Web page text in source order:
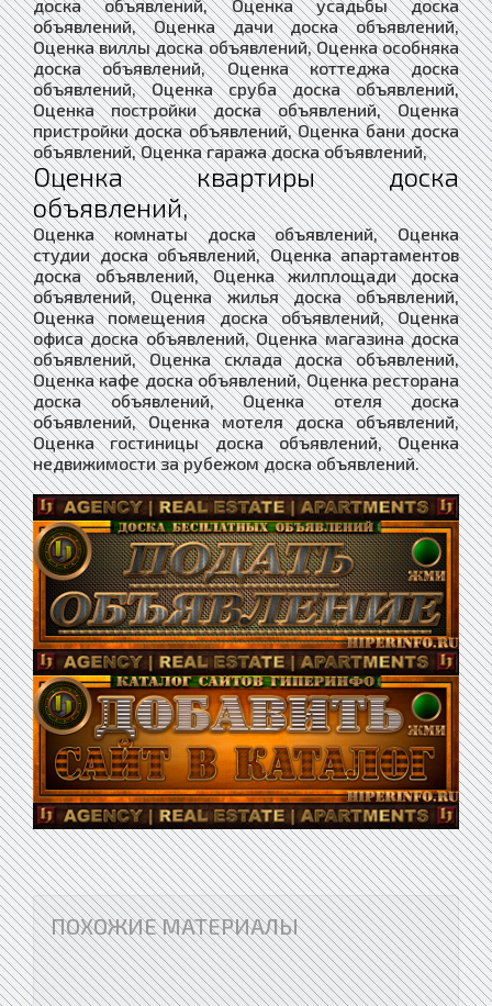
доска объявлений, Оценка усадьбы доска
объявлений, Оценка дачи доска объявлений,
Оценка виллы доска объявлений, Оценка особняка
доска объявлений, Оценка коттеджа доска
объявлений, Оценка сруба доска объявлений,
Оценка постройки доска объявлений, Оценка
пристройки доска объявлений, Оценка бани доска
объявлений, Оценка гаража доска объявлений,
Оценка квартиры доска
объявлений,
Оценка комнаты доска объявлений, Оценка
студии доска объявлений, Оценка апартаментов
доска объявлений, Оценка жилплощади доска
объявлений, Оценка жилья доска объявлений,
Оценка помещения доска объявлений, Оценка
офиса доска объявлений, Оценка магазина доска
объявлений, Оценка склада доска объявлений,
Оценка кафе доска объявлений, Оценка ресторана
доска объявлений, Оценка отеля доска
объявлений, Оценка мотеля доска объявлений,
Оценка гостиницы доска объявлений, Оценка
недвижимости за рубежом доска объявлений.
ПОХОЖИЕ МАТЕРИАЛЫ